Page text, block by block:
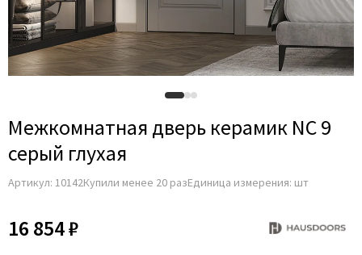
Межкомнатная дверь керамик NC 9
серый глухая
Артикул: 10142Купили менее 20 разЕдиница измерения: шт
16 854 ₽